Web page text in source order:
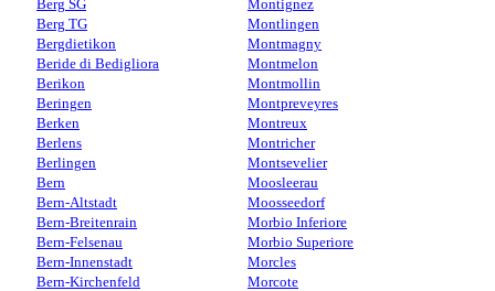
Berg SG
Berg TG
Bergdietikon
Beride di Bedigliora
Berikon
Beringen
Berken
Berlens
Berlingen
Bern
Bern-Altstadt
Bern-Breitenrain
Bern-Felsenau
Bern-Innenstadt
Bern-Kirchenfeld
Montignez
Montlingen
Montmagny
Montmelon
Montmollin
Montpreveyres
Montreux
Montricher
Montsevelier
Moosleerau
Moosseedorf
Morbio Inferiore
Morbio Superiore
Morcles
Morcote